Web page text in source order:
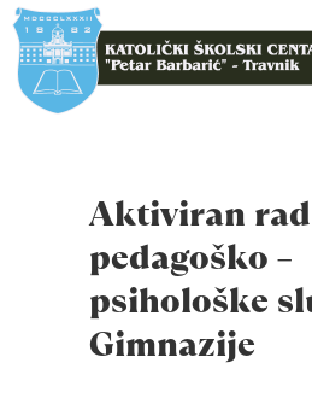
Aktiviran rad
pedagoško –
psihološke
Gimnazije